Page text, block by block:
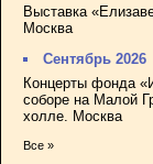
Выставка
Москва
Сентябрь 2026
Концерты фонда
соборе на Малой
холле. Москва
Все »